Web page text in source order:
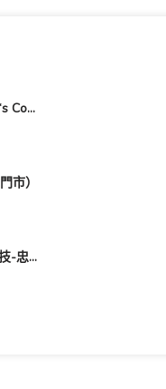
客美多咖啡 Komeda‘s Coffee - 台南小北店
市）
FOOTDISC富足康科技-忠孝直營門市